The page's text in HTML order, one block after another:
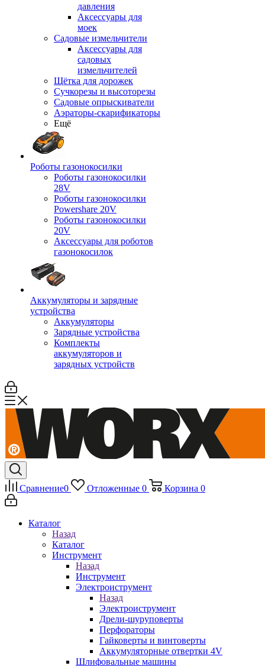
давления
Аксессуары для
моек
Садовые измельчители
Аксессуары для
садовых
измельчителей
Щётка для дорожек
Сучкорезы и высоторезы
Садовые опрыскиватели
Аэраторы-скарификаторы
Ещё
Роботы газонокосилки
Роботы газонокосилки
28V
Роботы газонокосилки
Powershare 20V
Роботы газонокосилки
20V
Аксессуары для роботов
газонокосилок
Аккумуляторы и зарядные
устройства
Аккумуляторы
Зарядные устройства
Комплекты
аккумуляторов и
зарядных устройств
Сравнение0 Отложенные 0 Корзина 0
Каталог
Назад
Каталог
Инструмент
Назад
Инструмент
Электроиструмент
Назад
Электроиструмент
Дрели-шуруповерты
Перфораторы
Гайковерты и винтоверты
Аккумуляторные отвертки 4V
Шлифовальные машины